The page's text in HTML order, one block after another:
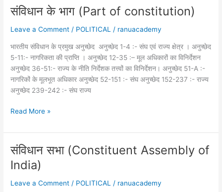
(भारत
के
राष्ट्रपति)
संविधान के भाग (Part of constitution)
Leave a Comment / POLITICAL / ranuacademy
भारतीय संविधान के प्रमुख अनुच्छेद अनुच्छेद 1-4 :- संघ एवं राज्य क्षेत्र । अनुच्छेद
5-11:- नागरिकता की प्राप्ति । अनुच्छेद 12-35 :– मूल अधिकारों का विनिर्देशन
अनुच्छेद 36-51:- राज्य के नीति निर्देशक तत्त्वों का विनिर्देशन। अनुच्छेद 51-A :-
नागरिकों के मूलभूत अधिकार अनुच्छेद 52-151 :- संघ अनुच्छेद 152-237 :- राज्य
अनुच्छेद 239-242 :- संघ राज्य
संविधान
भाग
(Part
of
constitution)
Read More »
संविधान सभा (Constituent Assembly of
India)
Leave a Comment / POLITICAL / ranuacademy